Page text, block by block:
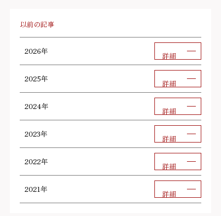
以前の記事
2026年 詳細
2025年 詳細
2024年 詳細
2023年 詳細
2022年 詳細
2021年 詳細